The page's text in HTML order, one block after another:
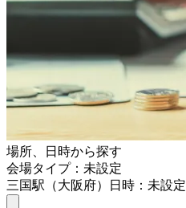
場所、日時から探す
会場タイプ：未設定
三国駅（大阪府）
日時：未設定